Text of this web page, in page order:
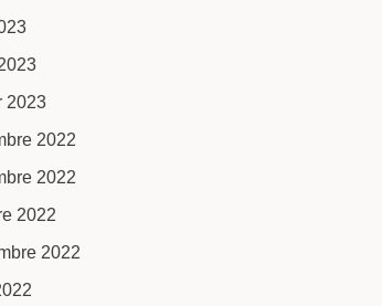
2023
2022
2022
2022
2022